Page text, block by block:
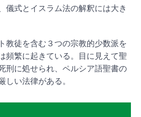
儀式とイスラム法の解釈には大き
教徒を含む３つの宗教的少数派を
頻繁に起きている。目に見えて聖
刑に処せられ、ペルシア語聖書の
しい法律がある。